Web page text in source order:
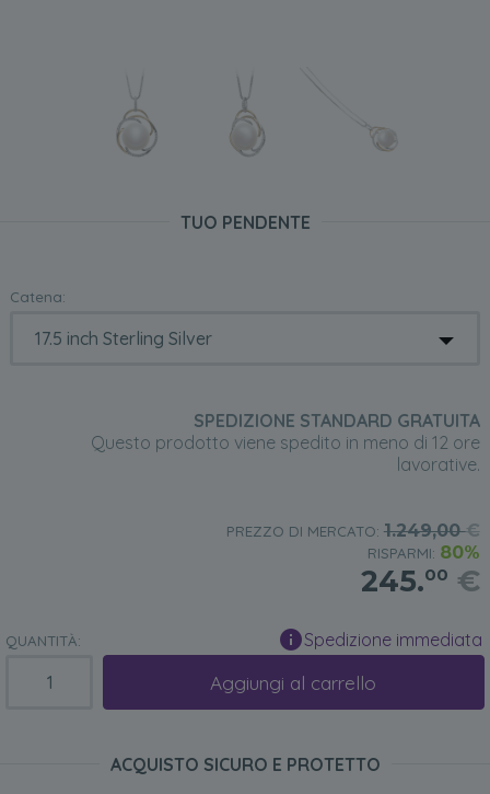
TUO PENDENTE
Catena:
SPEDIZIONE STANDARD GRATUITA
Questo prodotto viene spedito in meno di 12 ore
lavorative.
PREZZO DI MERCATO: 1.249,00€
RISPARMI: 80%
245.00 €
QUANTITÀ: Spedizione immediata
Aggiungi al carrello
ACQUISTO SICURO E PROTETTO